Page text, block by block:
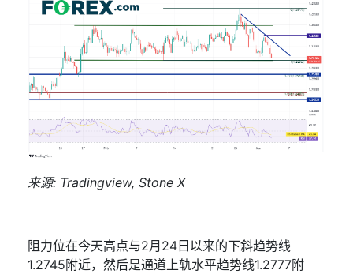
来源: Tradingview, Stone X
阻力位在今天高点与2月24日以来的下斜趋势线
1.2745附近，然后是通道上轨水平趋势线1.2777附